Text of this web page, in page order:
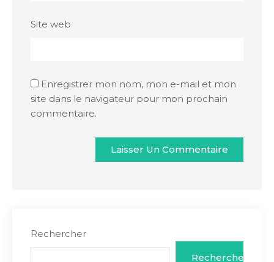
Site web
Enregistrer mon nom, mon e-mail et mon
site dans le navigateur pour mon prochain
commentaire.
Rechercher
Rechercher